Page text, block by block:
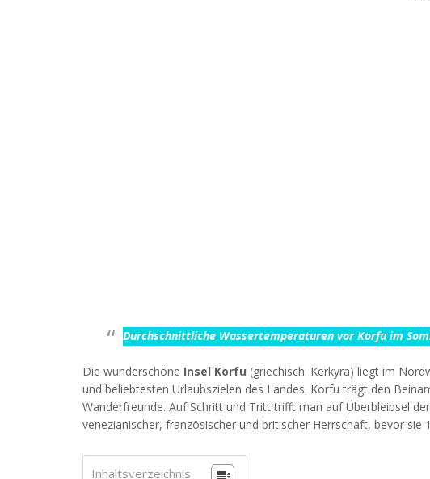
Durchschnittliche Wassertemperaturen vor Korfu im
Die wunderschöne Insel Korfu (griechisch: Kerkyra) liegt im
und beliebtesten Urlaubszielen des Landes. Korfu trägt den
Wanderfreunde. Auf Schritt und Tritt trifft man auf Überbleibsel
venezianischer, französischer und britischer Herrschaft, bevor sie
Inhaltsverzeichnis